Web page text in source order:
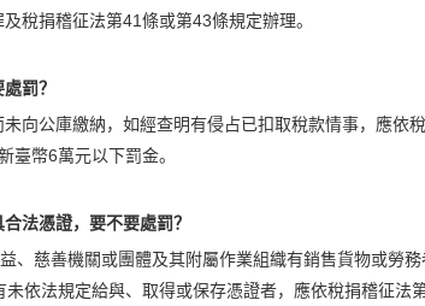
稅捐稽征法第41條或第43條規定辦理。
罰？
向公庫繳納，如經查明有侵占已扣取稅款情事，應依
臺幣6萬元以下罰金。
法憑證，要不要處罰？
、慈善機關或團體及其附屬作業組織有銷售貨物或勞
依法規定給與、取得或保存憑證者，應依稅捐稽征法